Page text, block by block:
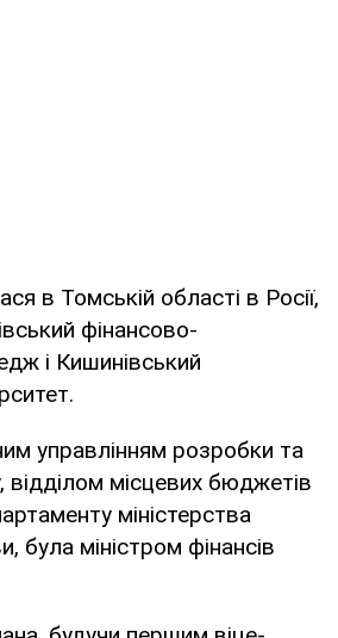
в Томській області в Росії,
фінансово-
і Кишинівський
управлінням розробки та
відділом місцевих бюджетів
міністерства
була міністром фінансів